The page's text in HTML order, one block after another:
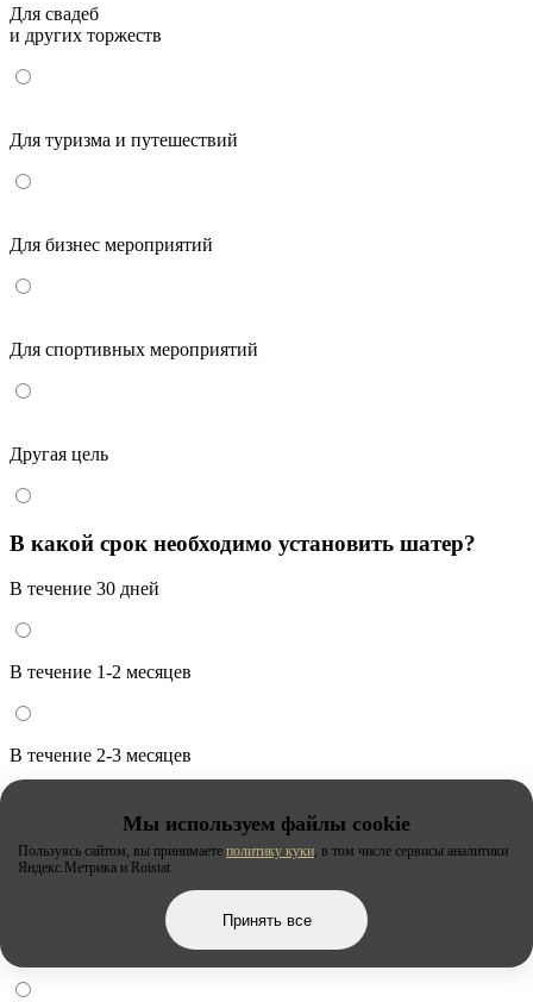
Для свадеб
и других торжеств
Для туризма и путешествий
Для бизнес мероприятий
Для спортивных мероприятий
Другая цель
В какой срок необходимо установить шатер?
В течение 30 дней
В течение 1-2 месяцев
В течение 2-3 месяцев
Мы используем файлы cookie
Пользуясь сайтом, вы принимаете политику куки, в том числе сервисы аналитики
Яндекс.Метрика и Roistat
Принять все